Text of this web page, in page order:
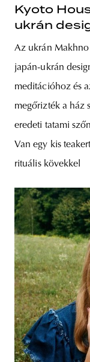
Kyoto
ukrán
Az ukrán
japán-ukrán
meditációhoz és
megőrizték a ház
eredeti tatami
Van egy kis
rituális kövekkel